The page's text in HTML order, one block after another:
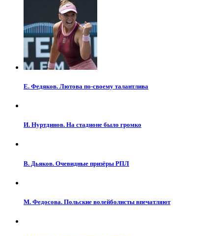
Е. Федяков. Лютова по-своему талантлива
И. Нуртдинов. На стадионе было громко
В. Дьяков. Очевидные призёры РПЛ
М. Федосова. Польские волейболисты впечатляют